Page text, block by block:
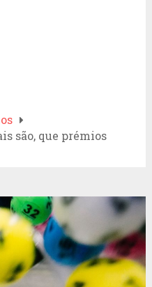
são, que prémios